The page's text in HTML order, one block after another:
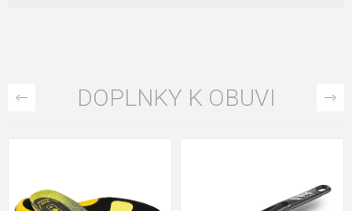
DOPLNKY K OBUVI